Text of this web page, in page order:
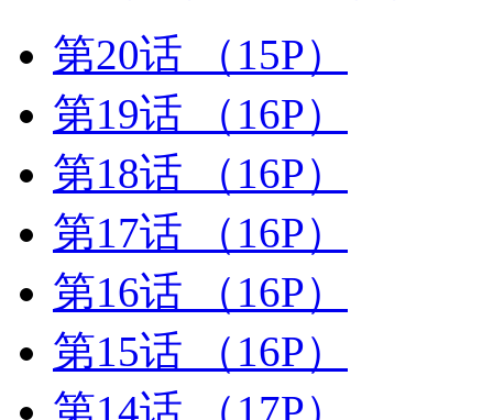
第20话
（15P）
第19话
（16P）
第18话
（16P）
第17话
（16P）
第16话
（16P）
第15话
（16P）